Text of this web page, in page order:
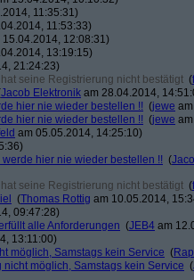
11:35:31)
11:53:33)
15.04.2014, 12:08:31)
13:19:15)
21:24:23)
seine Registrierung nicht bestätigt (
Jacob Elektronik am 28.04.2014,
hier nie wieder bestellen !! (jewe
hier nie wieder bestellen !! (jewe
am 05.05.2014, 14:25:10)
hier nie wieder bestellen !! (
seine Registrierung nicht bestätigt (
(Thomas Rottig am 10.05.2014,
09:47:28)
alle Anforderungen (JEB4 am
13:11:00)
möglich, Samstags kein Service (
möglich, Samstags kein Service (